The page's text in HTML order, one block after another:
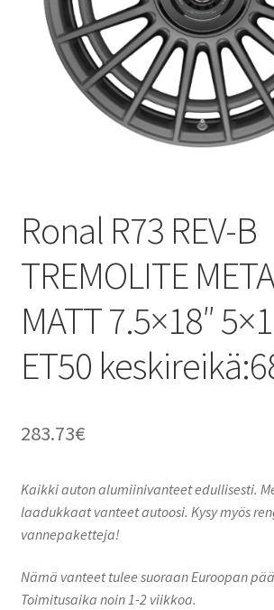
Ronal R73 REV-B
TREMOLITE
MATT 7.5×18″
ET50
283.73€
Kaikki auton alumiinivanteet edullisesti.
laadukkaat vanteet autoosi. Kysy myös
vannepaketteja!
Nämä vanteet tulee suoraan Euroopan
Toimitusaika noin 1-2 viikkoa.